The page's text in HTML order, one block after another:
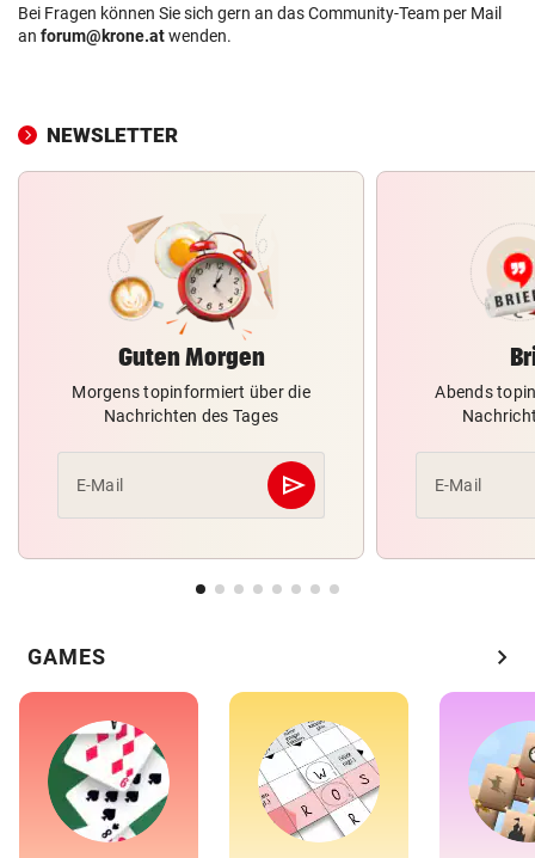
Bei Fragen können Sie sich gern an das Community-Team per Mail
an forum@krone.atwenden.
NEWSLETTER
Guten Morgen
Morgens topinformiert über die
Nachrichten des Tages
E-Mail send
Abschicken
Abends
E-Mail
GAMES chevron_right